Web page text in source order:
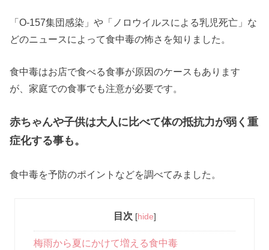
「O-157集団感染」や「ノロウイルスによる乳児死亡」な
どのニュースによって食中毒の怖さを知りました。
食中毒はお店で食べる食事が原因のケースもあります
が、家庭での食事でも注意が必要です。
赤ちゃんや子供は大人に比べて体の抵抗力が弱く重
症化する事も。
食中毒を予防のポイントなどを調べてみました。
目次 [hide]
梅雨から夏にかけて増える食中毒